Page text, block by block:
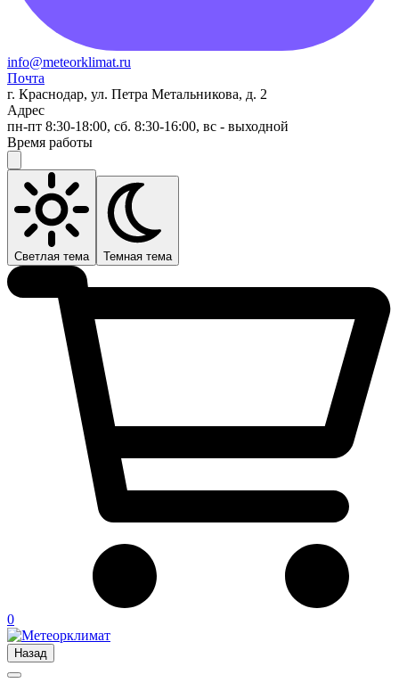
info@meteorklimat.ru
Почта
г. Краснодар, ул. Петра Метальникова, д. 2
Адрес
пн-пт 8:30-18:00, сб. 8:30-16:00, вс - выходной
Время работы
Светлая тема Темная тема
0
Назад